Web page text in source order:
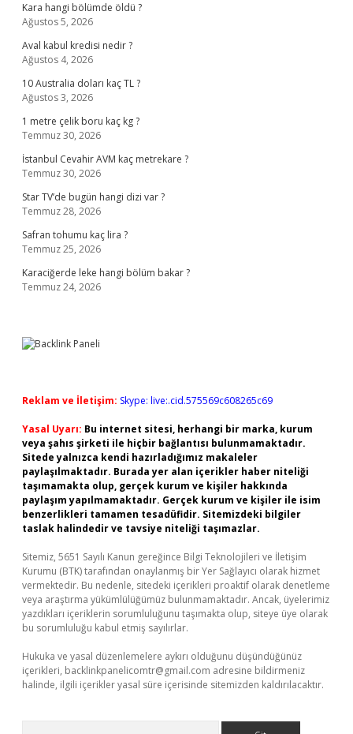
Kara hangi bölümde öldü ?
Ağustos 5, 2026
Aval kabul kredisi nedir ?
Ağustos 4, 2026
10 Australia doları kaç TL ?
Ağustos 3, 2026
1 metre çelik boru kaç kg ?
Temmuz 30, 2026
İstanbul Cevahir AVM kaç metrekare ?
Temmuz 30, 2026
Star TV’de bugün hangi dizi var ?
Temmuz 28, 2026
Safran tohumu kaç lira ?
Temmuz 25, 2026
Karaciğerde leke hangi bölüm bakar ?
Temmuz 24, 2026
Reklam ve İletişim: Skype: live:.cid.575569c608265c69
Yasal Uyarı: Bu internet sitesi, herhangi bir marka, kurum
veya şahıs şirketi ile hiçbir bağlantısı bulunmamaktadır.
Sitede yalnızca kendi hazırladığımız makaleler
paylaşılmaktadır. Burada yer alan içerikler haber niteliği
taşımamakta olup, gerçek kurum ve kişiler hakkında
paylaşım yapılmamaktadır. Gerçek kurum ve kişiler ile isim
benzerlikleri tamamen tesadüfidir. Sitemizdeki bilgiler
taslak halindedir ve tavsiye niteliği taşımazlar.
Sitemiz, 5651 Sayılı Kanun gereğince Bilgi Teknolojileri ve İletişim
Kurumu (BTK) tarafından onaylanmış bir Yer Sağlayıcı olarak hizmet
vermektedir. Bu nedenle, sitedeki içerikleri proaktif olarak denetleme
veya araştırma yükümlülüğümüz bulunmamaktadır. Ancak, üyelerimiz
yazdıkları içeriklerin sorumluluğunu taşımakta olup, siteye üye olarak
bu sorumluluğu kabul etmiş sayılırlar.
Hukuka ve yasal düzenlemelere aykırı olduğunu düşündüğünüz
içerikleri, backlinkpanelicomtr@gmail.com adresine bildirmeniz
halinde, ilgili içerikler yasal süre içerisinde sitemizden kaldırılacaktır.